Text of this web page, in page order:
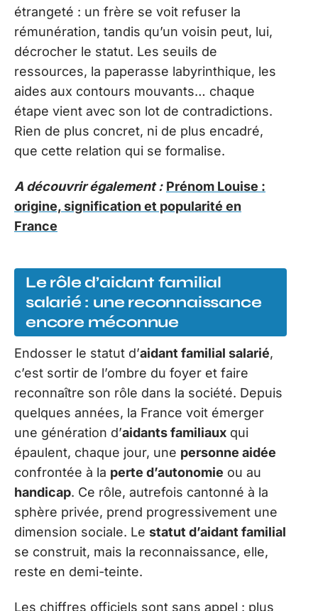
étrangeté : un frère se voit refuser la
rémunération, tandis qu’un voisin peut, lui,
décrocher le statut. Les seuils de
ressources, la paperasse labyrinthique, les
aides aux contours mouvants… chaque
étape vient avec son lot de contradictions.
Rien de plus concret, ni de plus encadré,
que cette relation qui se formalise.
A découvrir également : Prénom Louise :
origine, signification et popularité en
France
Le rôle d’aidant familial
salarié : une reconnaissance
encore méconnue
Endosser le statut d’aidant familial salarié,
c’est sortir de l’ombre du foyer et faire
reconnaître son rôle dans la société. Depuis
quelques années, la France voit émerger
une génération d’aidants familiaux qui
épaulent, chaque jour, une personne aidée
confrontée à la perte d’autonomie ou au
handicap. Ce rôle, autrefois cantonné à la
sphère privée, prend progressivement une
dimension sociale. Le statut d’aidant familial
se construit, mais la reconnaissance, elle,
reste en demi-teinte.
Les chiffres officiels sont sans appel : plus